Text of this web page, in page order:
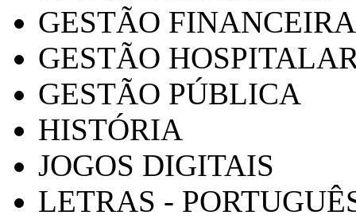
GESTÃO FINANCEIRA
GESTÃO
GESTÃO PÚBLICA
HISTÓRIA
JOGOS DIGITAIS
LETRAS -